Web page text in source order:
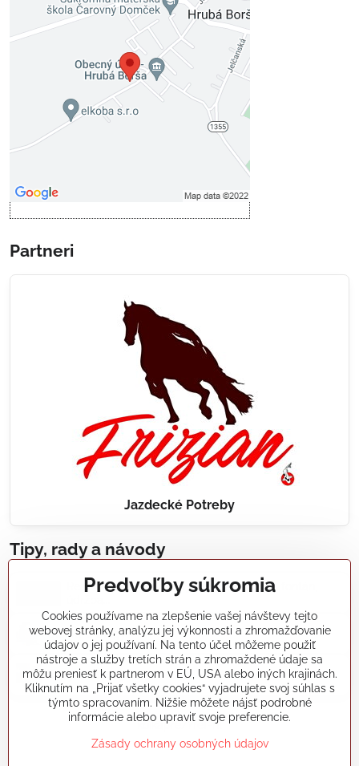
Externý obsah je blokovaný
Voľbami súkromia
Prajete si načítať externý obsah?
Povoliť tentokrát
Povoliť a zapamätať - súhlas s
Partneri
Jazdecké Potreby
Tipy, rady a návody
Realizácie záhradných jazierok, bazénov, fontán,
Články a blogy
Rady a návody
koikapre/?ref=hl
Predvoľby súkromia
Cookies používame na zlepšenie vašej návštevy tejto
webovej stránky, analýzu jej výkonnosti a zhromažďovanie
údajov o jej používaní. Na tento účel môžeme použiť
nástroje a služby tretích strán a zhromaždené údaje sa
môžu preniesť k partnerom v EÚ, USA alebo iných krajinách.
Kliknutím na „Prijať všetky cookies“ vyjadrujete svoj súhlas s
týmto spracovaním. Nižšie môžete nájsť podrobné
informácie alebo upraviť svoje preferencie.
Zásady ochrany osobných údajov